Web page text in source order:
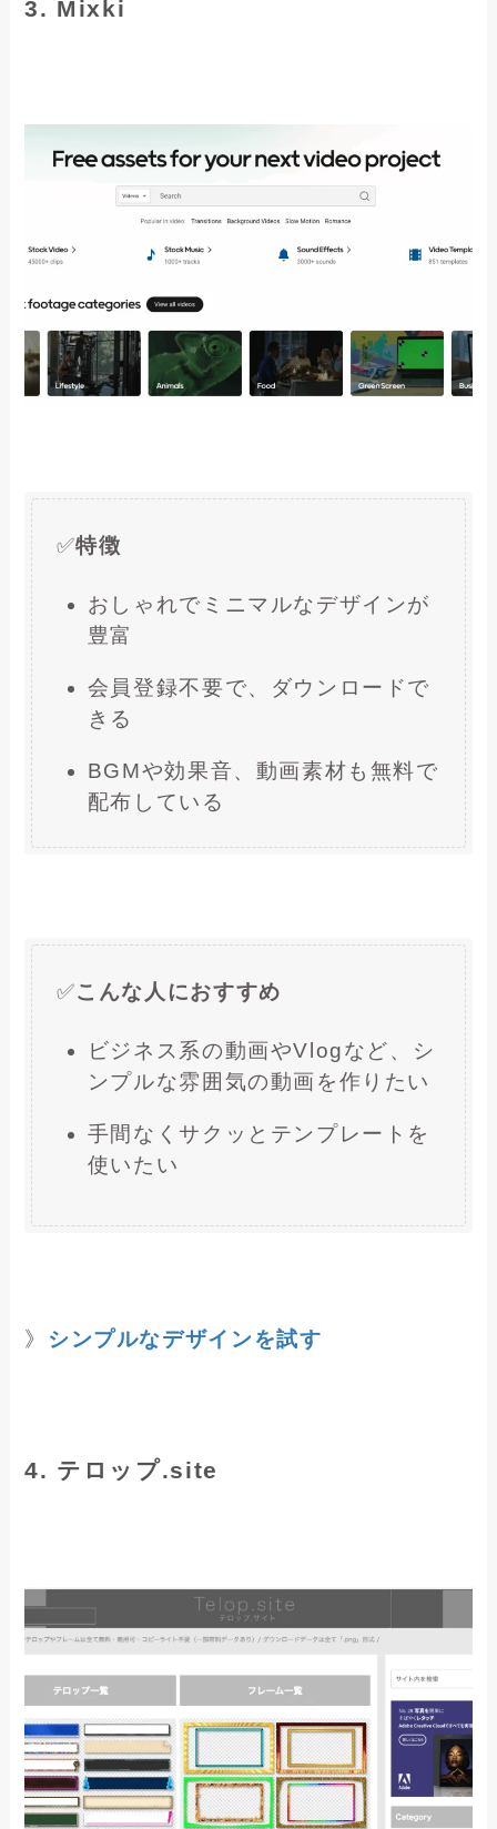
3. Mixki
✅特徴
おしゃれでミニマルなデザインが
豊富
会員登録不要で、ダウンロードで
きる
BGMや効果音、動画素材も無料で
配布している
✅こんな人におすすめ
ビジネス系の動画やVlogなど、シ
ンプルな雰囲気の動画を作りたい
手間なくサクッとテンプレートを
使いたい
》 シンプルなデザインを試す
4. テロップ.site